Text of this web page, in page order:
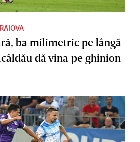
ba milimetric pe lângă
dă vina pe ghinion